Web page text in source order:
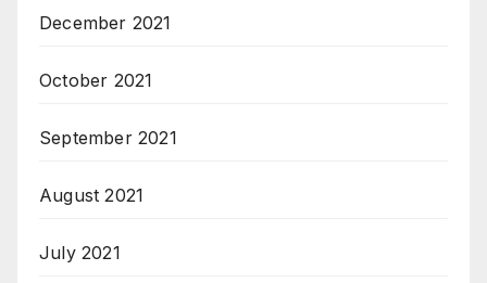
December 2021
October 2021
September 2021
August 2021
July 2021